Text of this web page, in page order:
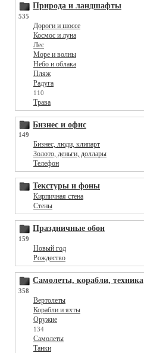
Природа и ландшафты
535
Дороги и шоссе
Космос и луна
Лес
Море и волны
Небо и облака
Пляж
Радуга
110
Трава
Бизнес и офис
149
Бизнес, люди, клипарт
Золото, деньги, доллары
Телефон
Текстуры и фоны
Кирпичная стена
Стены
Праздничные обои
159
Новый год
Рождество
Самолеты, корабли, техника
358
Вертолеты
Корабли и яхты
Оружие
134
Самолеты
Танки